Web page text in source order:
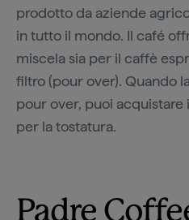
prodotto da aziende
in tutto il mondo. Il café
miscela sia per il caffè
filtro (pour over). Quando
pour over, puoi
per la tostatura.
Padre